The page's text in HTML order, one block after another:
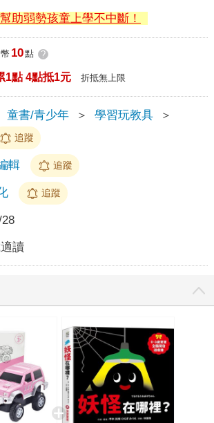
助弱勢孩童上學不中斷！
10點 ?
1點 4點抵1元 折抵無上限
童書/青少年 ＞ 學習玩教具
＞
追蹤
輯 追蹤
追蹤
讀